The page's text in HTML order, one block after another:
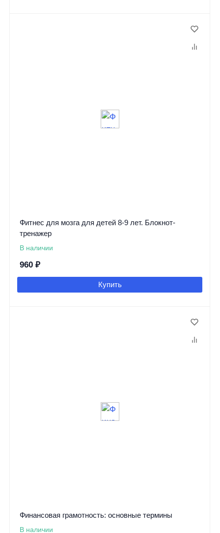
Фитнес для мозга для детей 8-9 лет. Блокнот-
тренажер
В наличии
960 ₽
Купить
Финансовая грамотность: основные термины
В наличии